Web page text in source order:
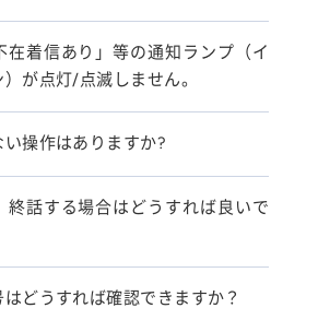
在着信あり」等の通知ランプ（イ
が点灯/点滅しません。
操作はありますか?
終話する場合はどうすれば良いで
どうすれば確認できますか？